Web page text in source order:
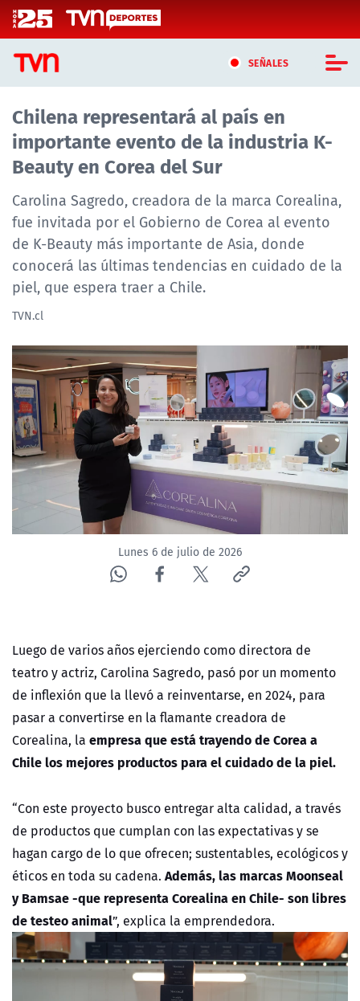
Click acá para ir directamente al contenido
SEÑALES
CASTING MASTERCHEF CHILE
CASTING TVN VERTICAL
TVN VERTICAL
TVN PLAY
PROGRAMAS
TELESERIES
NTV
ACTUALIDAD Y TENDENCIAS
CORPORATIVO Y TRANSPARENCIA
CANAL DE DENUNCIAS
ÁREA DE PROYECTOS
Chilena representará al país en
importante evento de la industria K-
Beauty en Corea del Sur
Carolina Sagredo, creadora de la marca Corealina,
fue invitada por el Gobierno de Corea al evento
de K-Beauty más importante de Asia, donde
conocerá las últimas tendencias en cuidado de la
piel, que espera traer a Chile.
TVN.cl
Lunes 6 de julio de 2026
Luego de varios años ejerciendo como directora de
teatro y actriz, Carolina Sagredo, pasó por un momento
de inflexión que la llevó a reinventarse, en 2024, para
pasar a convertirse en la flamante creadora de
Corealina, la empresa que está trayendo de Corea a
Chile los mejores productos para el cuidado de la piel.
“Con este proyecto busco entregar alta calidad, a través
de productos que cumplan con las expectativas y se
hagan cargo de lo que ofrecen; sustentables, ecológicos y
éticos en toda su cadena. Además, las marcas Moonseal
y Bamsae -que representa Corealina en Chile- son libres
de testeo animal”, explica la emprendedora.